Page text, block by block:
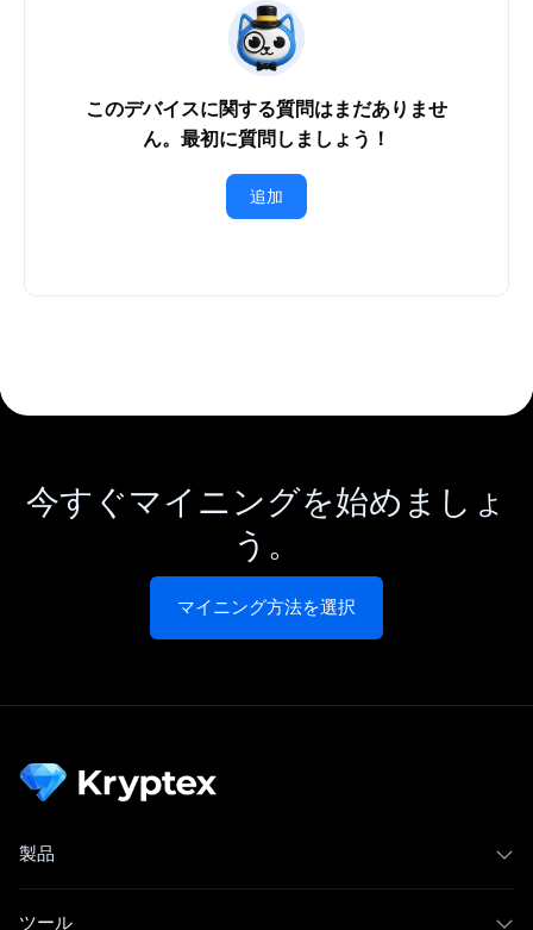
このデバイスに関する質問はまだありませ
ん。最初に質問しましょう！
追加
今すぐマイニングを始めましょ
う。
マイニング方法を選択
製品
ツール